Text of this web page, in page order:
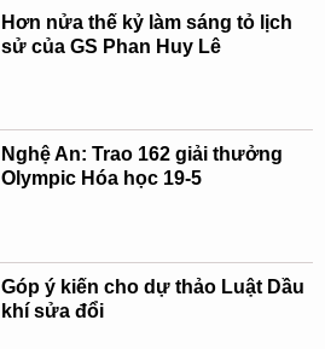
Hơn nửa thế kỷ làm sáng tỏ lịch
sử của GS Phan Huy Lê
Nghệ An: Trao 162 giải thưởng
Olympic Hóa học 19-5
Góp ý kiến cho dự thảo Luật Dầu
khí sửa đổi